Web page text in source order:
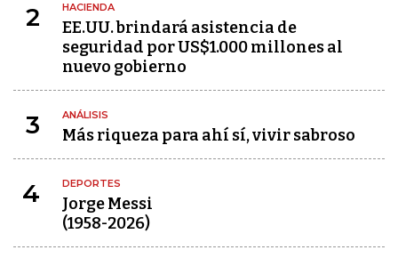
2 HACIENDA
EE.UU. brindará asistencia de
seguridad por US$1.000 millones al
nuevo gobierno
3 ANÁLISIS
Más riqueza para ahí sí, vivir sabroso
4 DEPORTES
Jorge Messi
(1958-2026)